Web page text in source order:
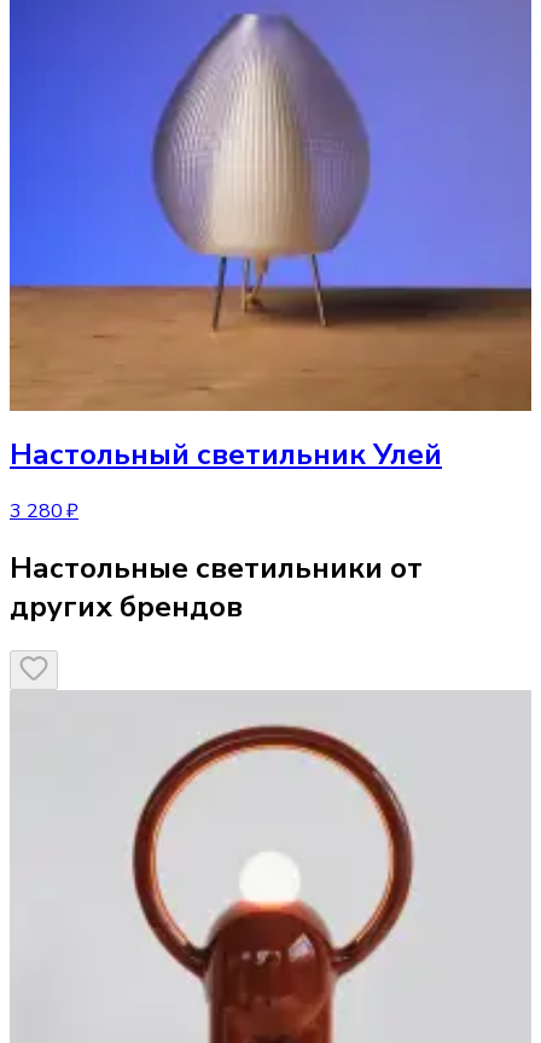
Настольный светильникУлей
3 280 ₽
Настольные светильники от
других брендов